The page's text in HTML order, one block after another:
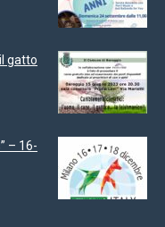
gatto
– 16-